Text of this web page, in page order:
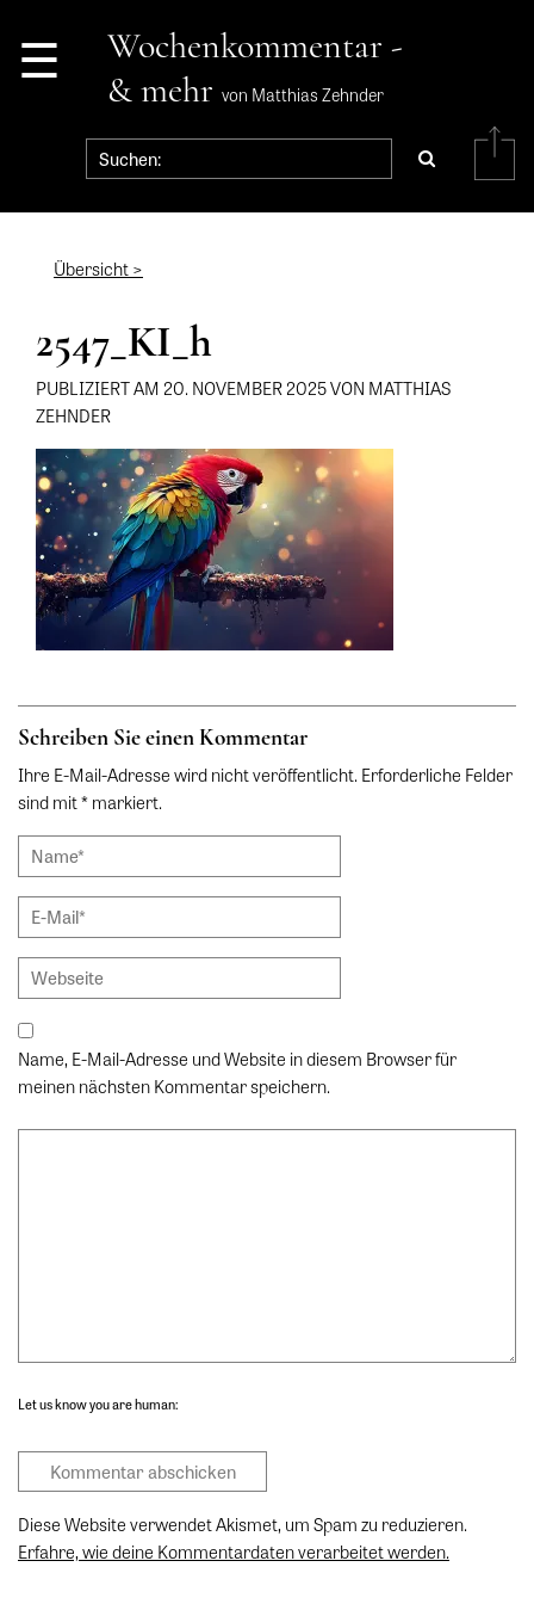
☰
Wochenkommentar -
& mehr von Matthias Zehnder
Übersicht >
2547_KI_h
PUBLIZIERT AM 20. NOVEMBER 2025 VON MATTHIAS
ZEHNDER
Schreiben Sie einen Kommentar
Ihre E-Mail-Adresse wird nicht veröffentlicht. Erforderliche Felder
sind mit * markiert.
Name, E-Mail-Adresse und Website in diesem Browser für
meinen nächsten Kommentar speichern.
Let us know you are human:
Diese Website verwendet Akismet, um Spam zu reduzieren.
Erfahre, wie deine Kommentardaten verarbeitet werden.